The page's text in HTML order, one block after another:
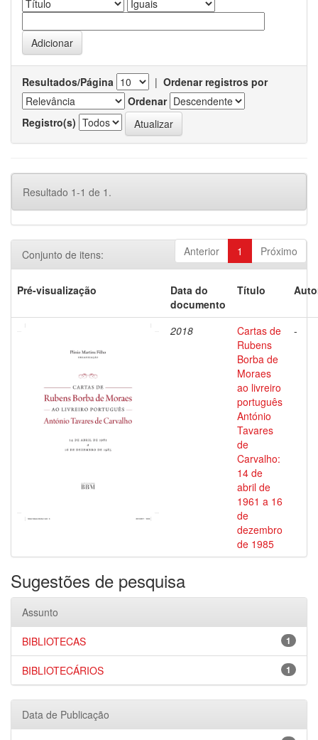
Resultados/Página | Ordenar registros por
Ordenar
Registro(s)
Resultado 1-1 de 1.
Anterior 1 Próximo
Conjunto de itens:
Pré-visualização
Data do
documento
Título
2018
Cartas de
Rubens
Borba de
Moraes
ao livreiro
português
António
Tavares
de
Carvalho:
14 de
abril de
1961 a 16
de
dezembro
de 1985
-
Sugestões de pesquisa
Assunto
1
BIBLIOTECAS
1
BIBLIOTECÁRIOS
Data de Publicação